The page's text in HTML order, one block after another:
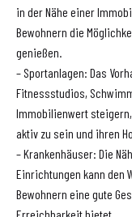
in der Nähe einer
Bewohnern die
genießen.
– Sportanlagen: Das
Fitnessstudios,
Immobilienwert
aktiv zu sein und ihren
– Krankenhäuser: Die
Einrichtungen kann den
Bewohnern eine gute
Erreichbarkeit bietet.